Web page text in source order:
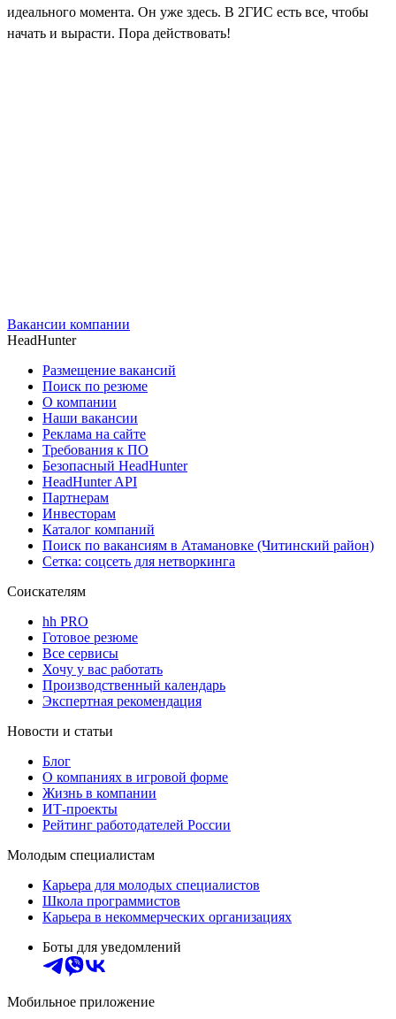
идеального момента. Он уже здесь. В 2ГИС есть все, чтобы
начать и вырасти. Пора действовать!
Вакансии компании
HeadHunter
Размещение вакансий
Поиск по резюме
О компании
Наши вакансии
Реклама на сайте
Требования к ПО
Безопасный HeadHunter
HeadHunter API
Партнерам
Инвесторам
Каталог компаний
Поиск по вакансиям в Атамановке (Читинский район)
Сетка: соцсеть для нетворкинга
Соискателям
hh PRO
Готовое резюме
Все сервисы
Хочу у вас работать
Производственный календарь
Экспертная рекомендация
Новости и статьи
Блог
О компаниях в игровой форме
Жизнь в компании
ИТ-проекты
Рейтинг работодателей России
Молодым специалистам
Карьера для молодых специалистов
Школа программистов
Карьера в некоммерческих организациях
Боты для уведомлений
Мобильное приложение